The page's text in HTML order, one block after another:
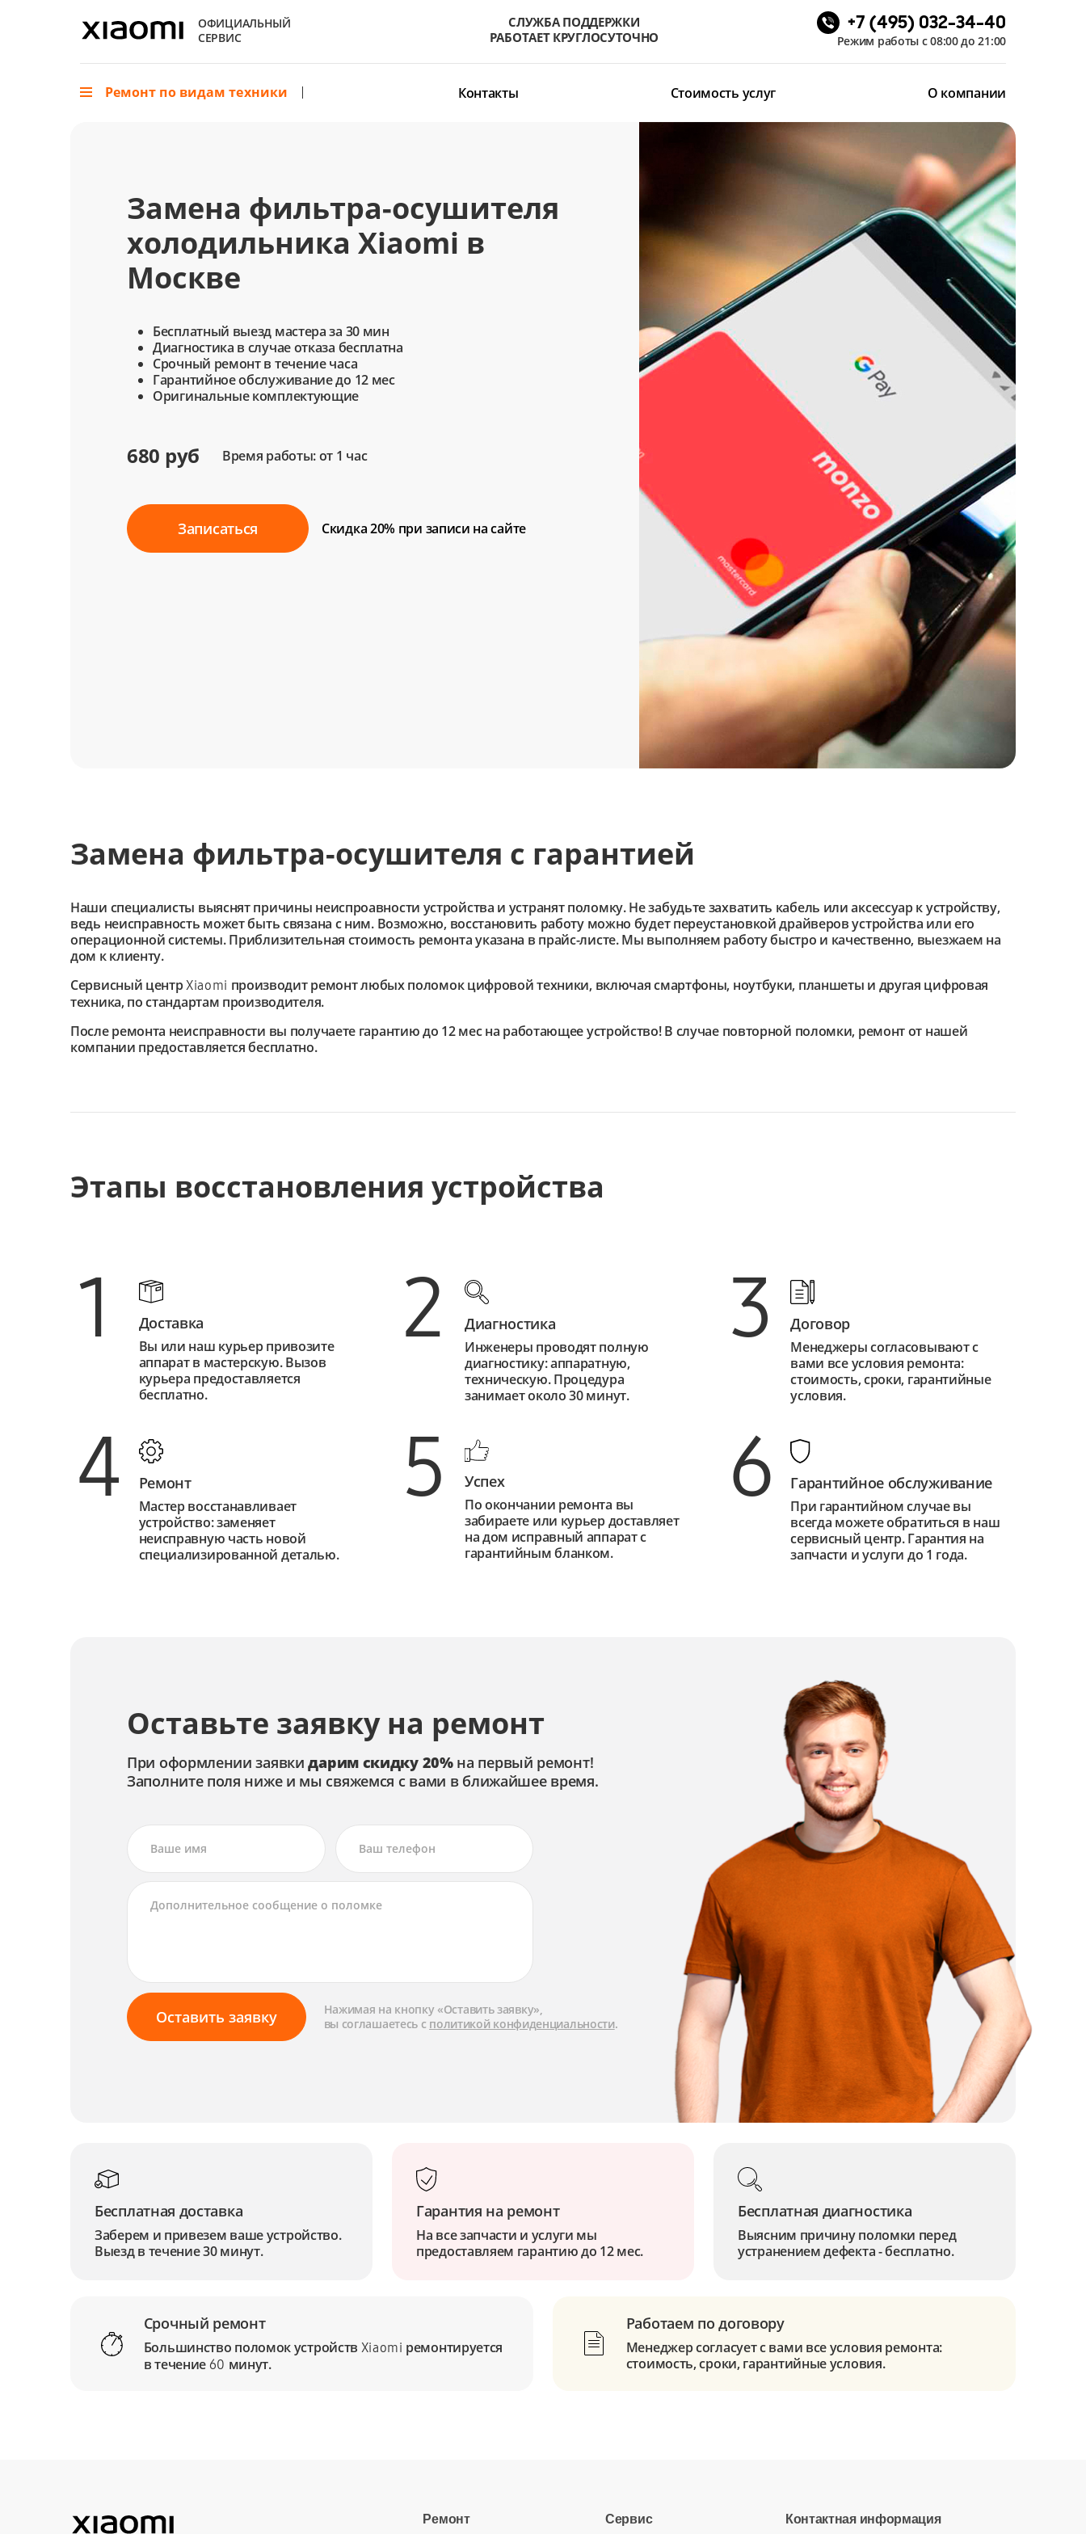
ОФИЦИАЛЬНЫЙ
СЕРВИС
СЛУЖБА ПОДДЕРЖКИ
РАБОТАЕТ КРУГЛОСУТОЧНО
+7 (495) 032-34-40
Режим работы с 08:00 до 21:00
Ремонт по видам техники Контакты Стоимость услуг О компании
Замена фильтра-осушителя
холодильника Xiaomi в
Москве
Бесплатный выезд мастера за 30 мин
Диагностика в случае отказа бесплатна
Срочный ремонт в течение часа
Гарантийное обслуживание до 12 мес
Оригинальные комплектующие
680 руб Время работы: от 1 час
Записаться Скидка 20% при записи на сайте
Замена фильтра-осушителя с гарантией
Наши специалисты выяснят причины неиспроавности устройства и устранят поломку. Не забудьте захватить кабель или аксессуар к устройству,
ведь неисправность может быть связана с ним. Возможно, восстановить работу можно будет переустановкой драйверов устройства или его
операционной системы. Приблизительная стоимость ремонта указана в прайс-листе. Мы выполняем работу быстро и качественно, выезжаем на
дом к клиенту.
Сервисный центрXiaomi производит ремонт любых поломок цифровой техники, включая смартфоны, ноутбуки, планшеты и другая цифровая
техника, по стандартам производителя.
После ремонта неисправности вы получаете гарантию до 12 мес на работающее устройство! В случае повторной поломки, ремонт от нашей
компании предоставляется бесплатно.
Этапы восстановления устройства
1 Доставка
Вы или наш курьер привозите
аппарат в мастерскую. Вызов
курьера предоставляется
бесплатно.
2 Диагностика
Инженеры проводят полную
диагностику: аппаратную,
техническую. Процедура
занимает около 30 минут.
3 Договор
Менеджеры согласовывают с
вами все условия ремонта:
стоимость, сроки, гарантийные
условия.
4 Ремонт
Мастер восстанавливает
устройство: заменяет
неисправную часть новой
специализированной деталью.
5 Успех
По окончании ремонта вы
забираете или курьер доставляет
на дом исправный аппарат с
гарантийным бланком.
6 Гарантийное обслуживание
При гарантийном случае вы
всегда можете обратиться в наш
сервисный центр. Гарантия на
запчасти и услуги до 1 года.
Оставьте заявку на ремонт
При оформлении заявкидарим скидку 20%на первый ремонт!
Заполните поля ниже и мы свяжемся с вами в ближайшее время.
Оставить заявку
Нажимая на кнопку «Оставить заявку»,
вы соглашаетесь с политикой конфиденциальности.
Бесплатная доставка
Заберем и привезем ваше устройство.
Выезд в течение 30 минут.
Гарантия на ремонт
На все запчасти и услуги мы
предоставляем гарантию до 12 мес.
Бесплатная диагностика
Выясним причину поломки перед
устранением дефекта - бесплатно.
Срочный ремонт
Большинство поломок устройств Xiaomi ремонтируется
в течение 60 минут.
Работаем по договору
Менеджер согласует с вами все условия ремонта:
стоимость, сроки, гарантийные условия.
Ремонт Сервис Контактная информация